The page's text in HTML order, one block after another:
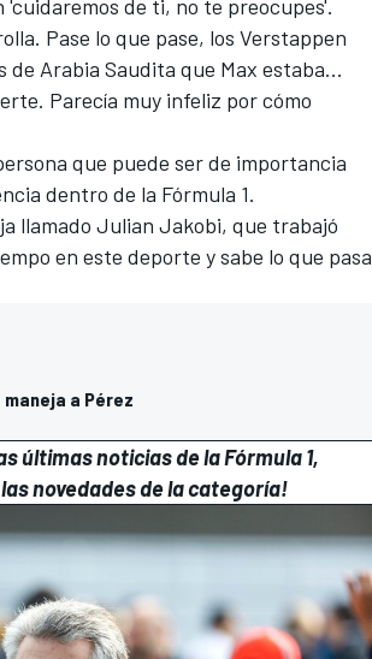
de ti, no te preocupes'.
Pase lo que pase, los Verstappen
de Arabia Saudita que Max estaba...
Parecía muy infeliz por cómo
que puede ser de importancia
dentro de la Fórmula 1.
llamado Julian Jakobi, que trabajó
en este deporte y sabe lo que pasa
a Pérez
últimas noticias de la Fórmula 1,
novedades de la categoría!